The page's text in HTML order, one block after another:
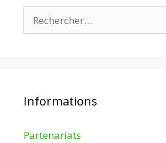
Informations
Partenariats